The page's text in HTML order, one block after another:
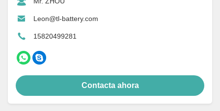
Leon@tl-battery.com
15820499281
Contacta ahora